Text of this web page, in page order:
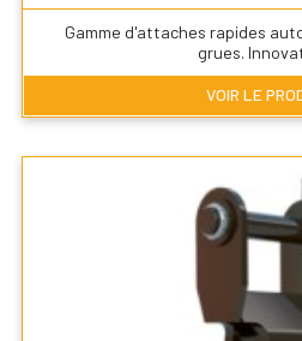
Gamme d'attaches rapides
grues.
VOIR LE